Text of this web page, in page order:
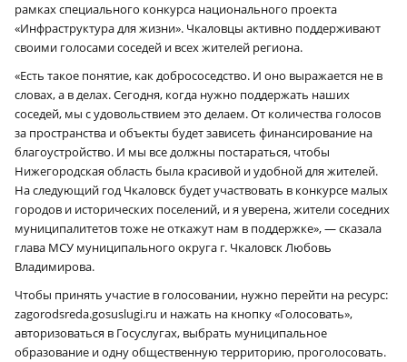
рамках специального конкурса национального проекта
«Инфраструктура для жизни». Чкаловцы активно поддерживают
своими голосами соседей и всех жителей региона.
«Есть такое понятие, как добрососедство. И оно выражается не в
словах, а в делах. Сегодня, когда нужно поддержать наших
соседей, мы с удовольствием это делаем. От количества голосов
за пространства и объекты будет зависеть финансирование на
благоустройство. И мы все должны постараться, чтобы
Нижегородская область была красивой и удобной для жителей.
На следующий год Чкаловск будет участвовать в конкурсе малых
городов и исторических поселений, и я уверена, жители соседних
муниципалитетов тоже не откажут нам в поддержке», — сказала
глава МСУ муниципального округа г. Чкаловск Любовь
Владимирова.
Чтобы принять участие в голосовании, нужно перейти на ресурс:
zagorodsreda.gosuslugi.ru и нажать на кнопку «Голосовать»,
авторизоваться в Госуслугах, выбрать муниципальное
образование и одну общественную территорию, проголосовать.